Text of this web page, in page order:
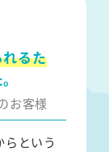
るた
お客様
という